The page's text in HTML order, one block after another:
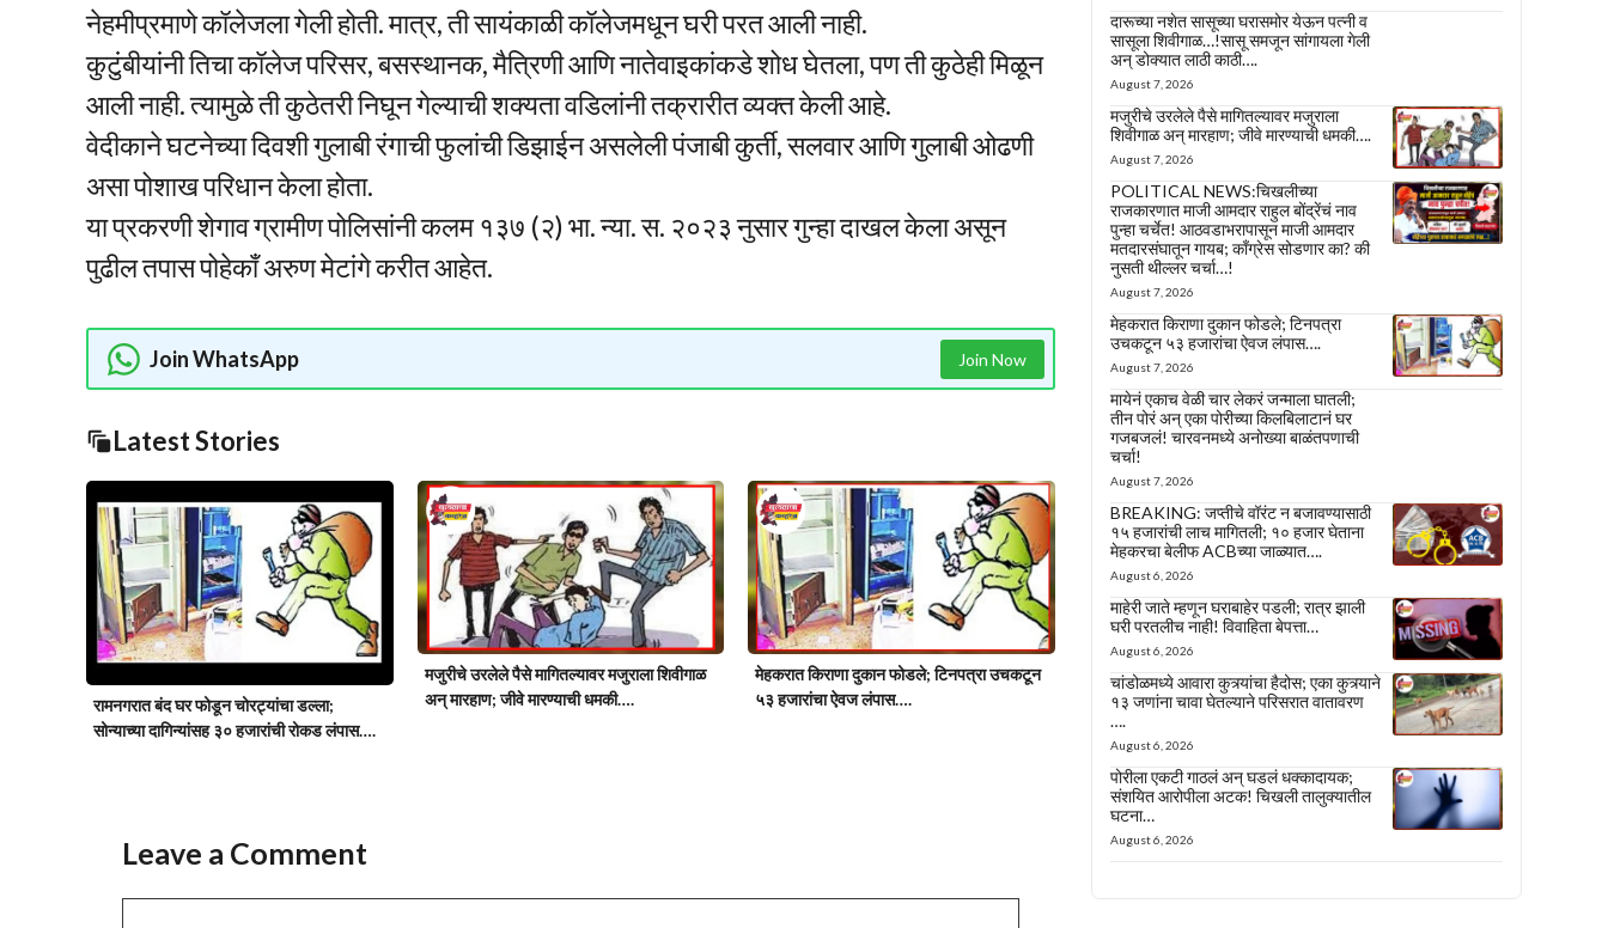
नेहमीप्रमाणे कॉलेजला गेली होती. मात्र, ती सायंकाळी कॉलेजमधून घरी परत आली नाही.
कुटुंबीयांनी तिचा कॉलेज परिसर, बसस्थानक, मैत्रिणी आणि नातेवाइकांकडे शोध घेतला, पण ती कुठेही मिळून
आली नाही. त्यामुळे ती कुठेतरी निघून गेल्याची शक्यता वडिलांनी तक्रारीत व्यक्त केली आहे.
वेदीकाने घटनेच्या दिवशी गुलाबी रंगाची फुलांची डिझाईन असलेली पंजाबी कुर्ती, सलवार आणि गुलाबी ओढणी
असा पोशाख परिधान केला होता.
या प्रकरणी शेगाव ग्रामीण पोलिसांनी कलम १३७ (२) भा. न्या. स. २०२३ नुसार गुन्हा दाखल केला असून
पुढील तपास पोहेकाँ अरुण मेटांगे करीत आहेत.
Join WhatsApp Join Now
Latest Stories
रामनगरात बंद घर फोडून चोरट्यांचा डल्ला;
सोन्याच्या दागिन्यांसह ३० हजारांची रोकड लंपास….
मजुरीचे उरलेले पैसे मागितल्यावर मजुराला शिवीगाळ
अन् मारहाण; जीवे मारण्याची धमकी….
मेहकरात किराणा दुकान फोडले; टिनपत्रा उचकटून
५३ हजारांचा ऐवज लंपास….
Leave a Comment
दारूच्या नशेत सासूच्या घरासमोर येऊन पत्नी व
सासूला शिवीगाळ…!सासू समजून सांगायला गेली
अन् डोक्यात लाठी काठी….
August 7, 2026
मजुरीचे उरलेले पैसे मागितल्यावर मजुराला
शिवीगाळ अन् मारहाण; जीवे मारण्याची धमकी….
August 7, 2026
POLITICAL NEWS:चिखलीच्या
राजकारणात माजी आमदार राहुल बोंद्रेंचं नाव
पुन्हा चर्चेत! आठवडाभरापासून माजी आमदार
मतदारसंघातून गायब; काँग्रेस सोडणार का? की
नुसती थील्लर चर्चा…!
August 7, 2026
मेहकरात किराणा दुकान फोडले; टिनपत्रा
उचकटून ५३ हजारांचा ऐवज लंपास….
August 7, 2026
मायेनं एकाच वेळी चार लेकरं जन्माला घातली;
तीन पोरं अन् एका पोरीच्या किलबिलाटानं घर
गजबजलं! चारवनमध्ये अनोख्या बाळंतपणाची
चर्चा!
August 7, 2026
BREAKING: जप्तीचे वॉरंट न बजावण्यासाठी
१५ हजारांची लाच मागितली; १० हजार घेताना
मेहकरचा बेलीफ ACBच्या जाळ्यात….
August 6, 2026
माहेरी जाते म्हणून घराबाहेर पडली; रात्र झाली
घरी परतलीच नाही! विवाहिता बेपत्ता…
August 6, 2026
चांडोळमध्ये आवारा कुत्र्यांचा हैदोस; एका कुत्र्याने
१३ जणांना चावा घेतल्याने परिसरात वातावरण
….
August 6, 2026
पोरीला एकटी गाठलं अन् घडलं धक्कादायक;
संशयित आरोपीला अटक! चिखली तालुक्यातील
घटना…
August 6, 2026